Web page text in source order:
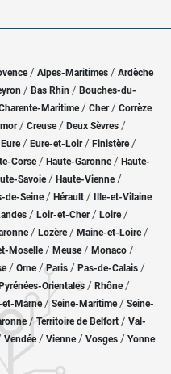
/ Alpes-Maritimes / Ardèche
/ Bas Rhin / Bouches-du-
Maritime/ Cher / Corrèze
/ Creuse/ Deux Sèvres /
Eure/ Eure-et-Loir / Finistère/
Corse/ Haute-Garonne/ Haute-
Savoie/ Haute-Vienne/
de-Seine/ Hérault / Ille-et-Vilaine
/ Loir-et-Cher/ Loire/
/ Lozère / Maine-et-Loire/
Moselle/ Meuse/ Monaco /
/ Orne/Paris / Pas-de-Calais /
Pyrénées-Orientales / Rhône/
et-Marne/ Seine-Maritime/ Seine-
/Territoire de Belfort / Val-
Vendée/ Vienne/ Vosges / Yonne